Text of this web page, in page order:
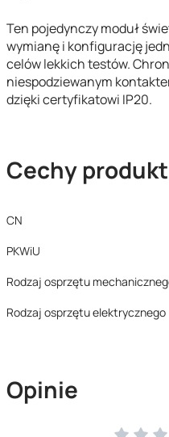
Ten pojedynczy moduł
wymianę i konfigurację
celów lekkich testów.
niespodziewanym
dzięki certyfikatowi IP20.
Cechy
CN
PKWiU
Rodzaj osprzętu
Rodzaj osprzętu elektrycznego
Opinie